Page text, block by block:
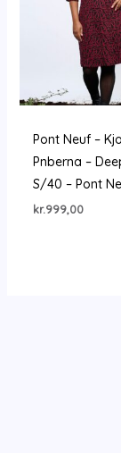
Pont Neuf –
Pnberna –
S/40 – Pont
kr.999,00